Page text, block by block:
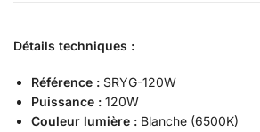
Détails techniques :
Référence : SRYG-120W
Puissance : 120W
Couleur lumière : Blanche (6500K)